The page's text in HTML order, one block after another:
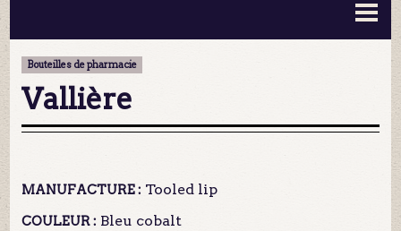
BOUTEILLES ▼
MA COLLECTION
Bouteilles de pharmacie
Vallière
MANUFACTURE : Tooled lip
COULEUR : Bleu cobalt